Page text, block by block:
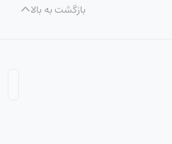
بازگشت به بالا